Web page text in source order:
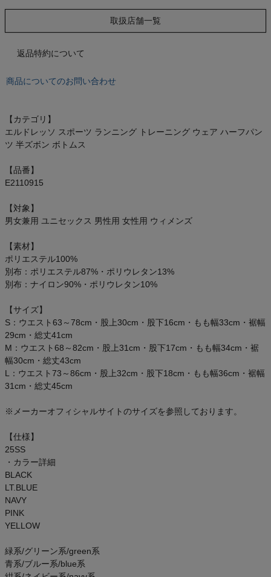
ビジネス
サックス SAXX
オン On
スポーツマリオTOP
ベースボールマリオ（野球商品）
お気に入り
ご利用ガイド
クーポン一覧
商品レビュー
プロテイン・サプリメントまとめ買い
アウトレットセール
スタッフコーディネート
スタッフブログ
取扱店舗一覧
返品特約について
商品についてのお問い合わせ
【カテゴリ】
エルドレッソ スポーツ ランニング トレーニング ウェア ハーフパン
ツ 半ズボン ボトムス
【品番】
E2110915
【対象】
男女兼用 ユニセックス 男性用 女性用 ウィメンズ
【素材】
ポリエステル100%
別布：ポリエステル87%・ポリウレタン13%
別布：ナイロン90%・ポリウレタン10%
【サイズ】
S：ウエスト63～78cm・股上30cm・股下16cm・もも幅33cm・裾幅
29cm・総丈41cm
M：ウエスト68～82cm・股上31cm・股下17cm・もも幅34cm・裾
幅30cm・総丈43cm
L：ウエスト73～86cm・股上32cm・股下18cm・もも幅36cm・裾幅
31cm・総丈45cm
※メーカーオフィシャルサイトのサイズを参照しております。
【仕様】
25SS
・カラー詳細
BLACK
LT.BLUE
NAVY
PINK
YELLOW
緑系/グリーン系/green系
青系/ブルー系/blue系